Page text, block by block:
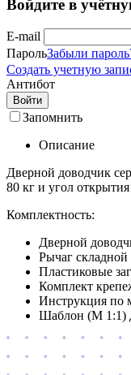
Войдите в
E-mail
ПарольЗабыли
Создать учетную
Антибот
Войти
Запомнить
Описание
Дверной доводчик
80 кг и угол
Комплектность:
Дверной
Рычаг складной
Пластиковые
Комплект
Инструкция по
Шаблон (М 1:1)